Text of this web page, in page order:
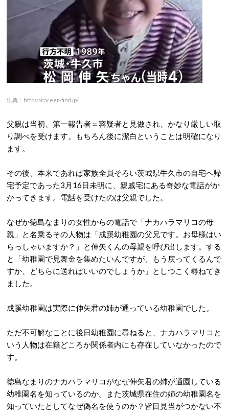
出典： https://career-find.jp/
父親は当初、第一報告者＝容疑者と見做され、かなり厳しい取
り調べを受けます。もちろん後に潔白ということは明確になり
ます。
その後、本来であれば家族全員そろい茨城県牛久市の自宅へ帰
宅予定であった3月16日未明に、親戚宅にある奇妙な電話がか
かってきます。電話を受けたのは父親でした。
なぜか徳島なまりの女性からの電話で「ナカハラマリコの母
親」と名乗るその人物は「成蹊幼稚園の父兄です。お母様はい
らっしゃいますか？」と伸矢くんの母親を呼び出します。する
と「幼稚園で見舞金を集めたいんですが、もう戻ってくるんで
すか、どちらに送ればいいのでしょうか」としつこく尋ねてき
ました。
成蹊幼稚園は実際に伸矢君の姉が通っている幼稚園でした。
ただ不可解なことに後日幼稚園に尋ねると、ナカハラマリコと
いう人物は在籍どころか関係者内にも存在していなかったので
す。
徳島なまりのナカハラマリコがなぜ伸矢君の姉が通園している
幼稚園名を知っているのか。また茨城県在住の姉の幼稚園名を
知っていたとしてなぜ偽名を使うのか？皆目見当がつかない不